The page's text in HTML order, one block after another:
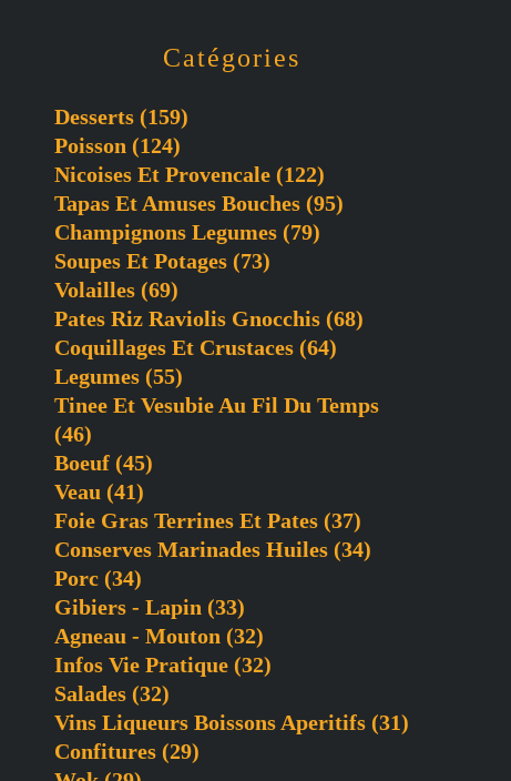
Catégories
Desserts (159)
Poisson (124)
Nicoises Et Provencale (122)
Tapas Et Amuses Bouches (95)
Champignons Legumes (79)
Soupes Et Potages (73)
Volailles (69)
Pates Riz Raviolis Gnocchis (68)
Coquillages Et Crustaces (64)
Legumes (55)
Tinee Et Vesubie Au Fil Du Temps
(46)
Boeuf (45)
Veau (41)
Foie Gras Terrines Et Pates (37)
Conserves Marinades Huiles (34)
Porc (34)
Gibiers - Lapin (33)
Agneau - Mouton (32)
Infos Vie Pratique (32)
Salades (32)
Vins Liqueurs Boissons Aperitifs (31)
Confitures (29)